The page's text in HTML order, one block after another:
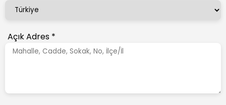
Açık Adres *